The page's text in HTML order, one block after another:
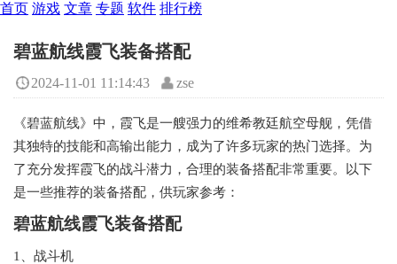
首页 游戏 文章 专题 软件 排行榜
碧蓝航线霞飞装备搭配
2024-11-01 11:14:43 zse
《碧蓝航线》中，霞飞是一艘强力的维希教廷航空母舰，凭借
其独特的技能和高输出能力，成为了许多玩家的热门选择。为
了充分发挥霞飞的战斗潜力，合理的装备搭配非常重要。以下
是一些推荐的装备搭配，供玩家参考：
碧蓝航线霞飞装备搭配
1、战斗机